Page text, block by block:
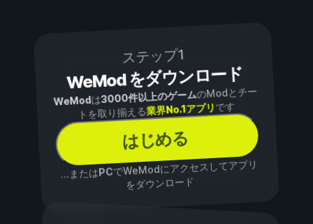
ステップ1
WeMod をダウンロード
WeModは3000件以上のゲームのModとチー
トを取り揃える業界No.1アプリです
はじめる
...またはPCでWeModにアクセスしてアプリ
をダウンロード